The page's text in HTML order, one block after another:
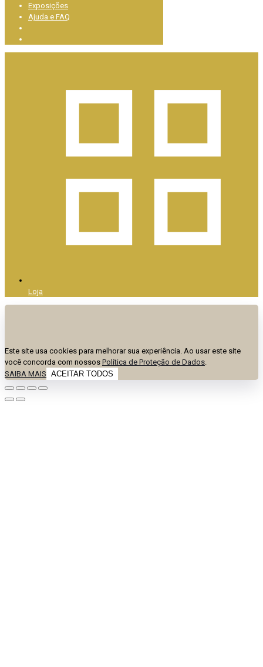
Exposições
Ajuda e FAQ
Loja
Este site usa cookies para melhorar sua experiência. Ao usar este site
você concorda com nossos Política de Proteção de Dados.
SAIBA MAIS ACEITAR TODOS